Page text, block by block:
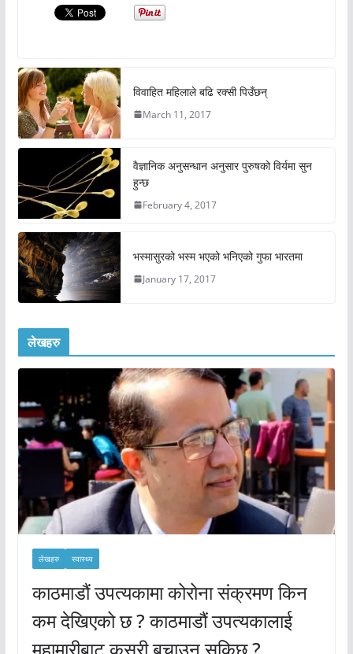
विवाहित महिलाले बढि रक्सी पिउँछन्
March 11, 2017
वैज्ञानिक अनुसन्धान अनुसार पुरुषको विर्यमा सुन
हुन्छ
February 4, 2017
भस्मासुरको भस्म भएको भनिएको गुफा भारतमा
January 17, 2017
लेखहरु
लेखहरु स्वास्थ्य
काठमाडौं उपत्यकामा कोरोना संक्रमण किन
कम देखिएको छ ? काठमाडौं उपत्यकालाई